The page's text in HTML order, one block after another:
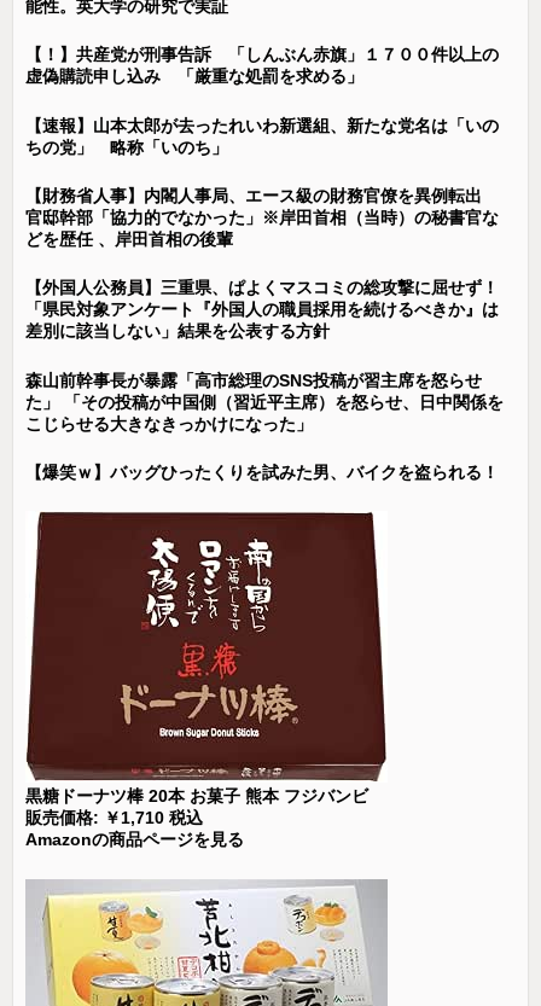
能性。英大学の研究で実証
【！】共産党が刑事告訴 「しんぶん赤旗」１７００件以上の
虚偽購読申し込み 「厳重な処罰を求める」
【速報】山本太郎が去ったれいわ新選組、新たな党名は「いの
ちの党」 略称「いのち」
【財務省人事】内閣人事局、エース級の財務官僚を異例転出
官邸幹部「協力的でなかった」※岸田首相（当時）の秘書官な
どを歴任 、岸田首相の後輩
【外国人公務員】三重県、ぱよくマスコミの総攻撃に屈せず！
「県民対象アンケート『外国人の職員採用を続けるべきか』は
差別に該当しない」結果を公表する方針
森山前幹事長が暴露「高市総理のSNS投稿が習主席を怒らせ
た」 「その投稿が中国側（習近平主席）を怒らせ、日中関係を
こじらせる大きなきっかけになった」
【爆笑ｗ】バッグひったくりを試みた男、バイクを盗られる！
黒糖ドーナツ棒 20本 お菓子 熊本 フジバンビ
販売価格: ￥1,710 税込
Amazonの商品ページを見る